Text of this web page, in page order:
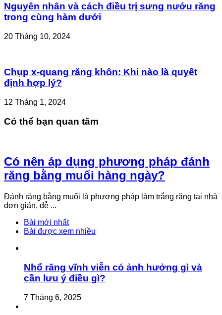
Nguyên nhân và cách điều trị sưng nướu răng
trong cùng hàm dưới
20 Tháng 10, 2024
Chụp x-quang răng khôn: Khi nào là quyết
định hợp lý?
12 Tháng 1, 2024
Có thể bạn quan tâm
Có nên áp dụng phương pháp đánh
răng bằng muối hàng ngày?
Đánh răng bằng muối là phương pháp làm trắng răng tại nhà
đơn giản, dễ ...
Bài mới nhất
Bài được xem nhiều
Nhổ răng vĩnh viễn có ảnh hưởng gì và
cần lưu ý điều gì?
7 Tháng 6, 2025